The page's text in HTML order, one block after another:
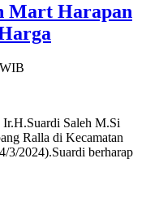
Mart Harapan
Saleh M.Si
Ralla di Kecamatan
3/2024).Suardi berharap